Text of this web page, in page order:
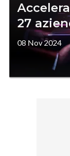
27
08 Nov 2024